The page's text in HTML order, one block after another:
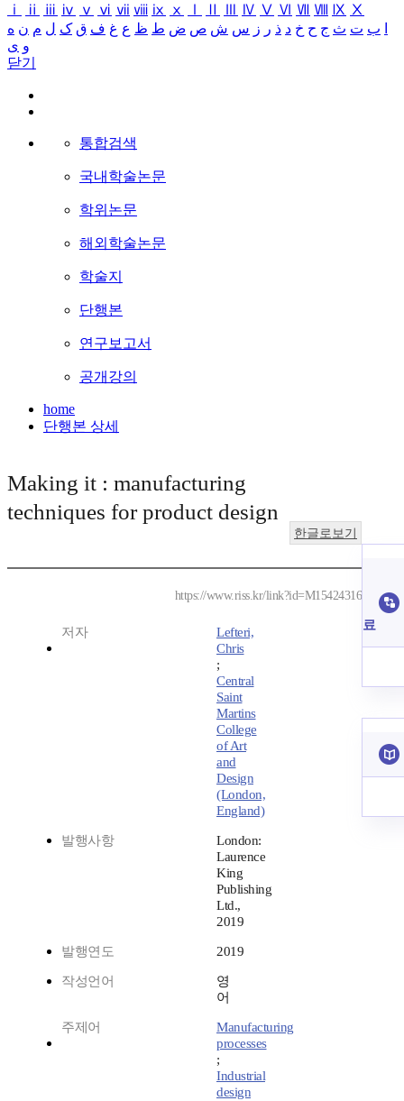
ⅰ
ⅱ ⅲ ⅳ ⅴ ⅵ ⅶ ⅷ ⅸ ⅹ Ⅳ Ⅴ Ⅵ Ⅶ Ⅷ Ⅸ Ⅹ
ب ت ث ج ح خ د ذ ر ز س ش ص ض ط ظ ع غ ف ق ک ل م ن ه
و ی
닫기
통합검색
국내학술논문
학위논문
해외학술논문
학술지
단행본
연구보고서
공개강의
home
단행본 상세
Making it : manufacturing
techniques for product design
한글로보기
https://www.riss.kr/link?id=M15424316
저자
Lefteri,
Chris
;
Central
Saint
Martins
College
of Art
and
Design
(London,
England)
발행사항
London:
Laurence
King
Publishing
Ltd.,
2019
발행연도 2019
작성언어
영
어
주제어
Manufacturing
processes
;
Industrial
design
료